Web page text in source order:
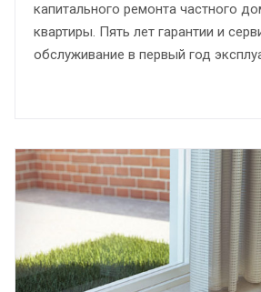
капитального ремонта частного
квартиры. Пять лет гарантии и
обслуживание в первый год